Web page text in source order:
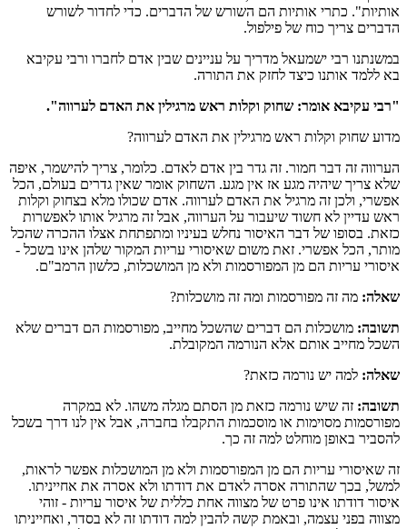
אותיות". כתרי אותיות הם השורש של הדברים. כדי לחדור לשורש
הדברים צריך כוח של פילפול.
במשנתנו רבי ישמעאל מדריך על עניינים שבין אדם לחברו ורבי עקיבא
בא ללמד אותנו כיצד לחזק את התורה.
"רבי עקיבא אומר: שחוק וקלות ראש מרגילין את האדם לערווה".
מדוע שחוק וקלות ראש מרגילין את האדם לערווה?
הערווה זה דבר חמור. זה גדר בין אדם לאדם. כלומר, צריך להישמר, איפה
שלא צריך שיהיה מגע אז אין מגע. השחוק אומר שאין גדרים בעולם, הכל
אפשרי, ולכן זה מרגיל את האדם לערווה. אדם שכולו מלא בצחוק וקלות
ראש עדיין לא חשוד שיעבור על הערווה, אבל זה מרגיל אותו לאפשרות
כזאת. בסופו של דבר האיסור נחלש בעיניו ומתפתחת אצלו ההכרה שהכל
מותר, הכל אפשרי. זאת משום שאיסורי עריות המקור שלהן אינו בשכל -
איסורי עריות הם מן המפורסמות ולא מן המושכלות, כלשון הרמב"ם.
שאלה: מה זה מפורסמות ומה זה מושכלות?
תשובה: מושכלות הם דברים שהשכל מחייב, מפורסמות הם דברים שלא
השכל מחייב אותם אלא הנורמה המקובלת.
שאלה: למה יש נורמה כזאת?
תשובה: זה שיש נורמה כזאת מן הסתם מגלה משהו. לא במקרה
מפורסמות מסוימות או מוסכמות התקבלו בחברה, אבל אין לנו דרך בשכל
להסביר באופן מוחלט למה זה כך.
זה שאיסורי עריות הם מן המפורסמות ולא מן המושכלות אפשר לראות,
למשל, בכך שהתורה אסרה לאדם את דודתו ולא אסרה את אחייניתו.
איסור דודתו אינו פרט של מצווה אחת כללית של איסור עריות - זוהי
מצווה בפני עצמה, ובאמת קשה להבין למה דודתו זה לא בסדר, ואחייניתו